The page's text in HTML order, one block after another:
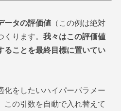
ータの評価値 （この例は絶対
くります。我々はこの評価値
ることを最終目標に置いてい
化をしたいハイパーパラメー
この引数を自動で入れ替えて